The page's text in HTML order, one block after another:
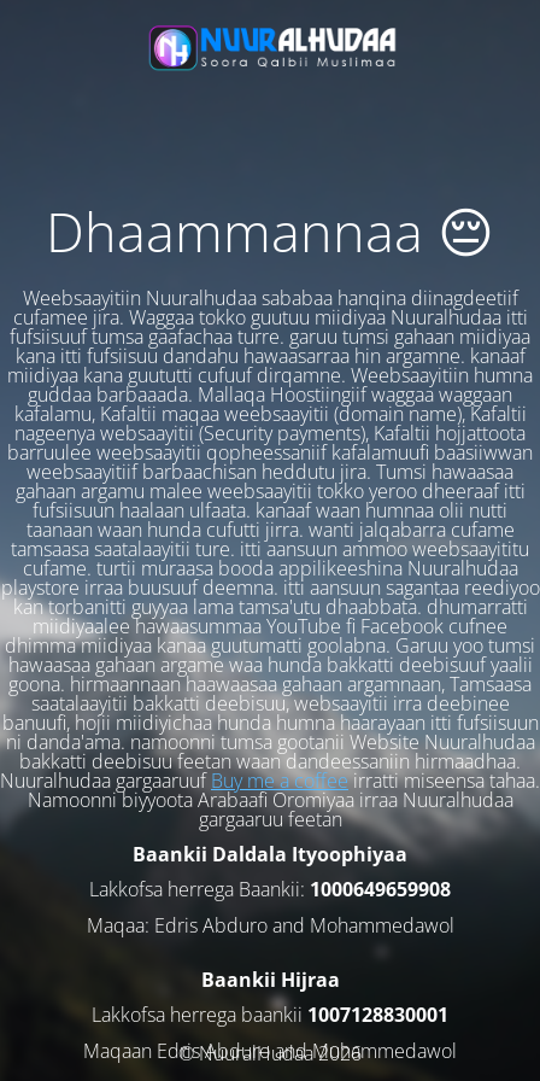
Dhaammannaa 😔
Weebsaayitiin Nuuralhudaa sababaa hanqina diinagdeetiif
cufamee jira. Waggaa tokko guutuu miidiyaa Nuuralhudaa itti
fufsiisuuf tumsa gaafachaa turre. garuu tumsi gahaan miidiyaa
kana itti fufsiisuu dandahu hawaasarraa hin argamne. kanaaf
miidiyaa kana guututti cufuuf dirqamne. Weebsaayitiin humna
guddaa barbaaada. Mallaqa Hoostiingiif waggaa waggaan
kafalamu, Kafaltii maqaa weebsaayitii (domain name), Kafaltii
nageenya websaayitii (Security payments), Kafaltii hojjattoota
barruulee weebsaayitii qopheessaniif kafalamuufi baasiiwwan
weebsaayitiif barbaachisan heddutu jira. Tumsi hawaasaa
gahaan argamu malee weebsaayitii tokko yeroo dheeraaf itti
fufsiisuun haalaan ulfaata. kanaaf waan humnaa olii nutti
taanaan waan hunda cufutti jirra. wanti jalqabarra cufame
tamsaasa saatalaayitii ture. itti aansuun ammoo weebsaayititu
cufame. turtii muraasa booda appilikeeshina Nuuralhudaa
playstore irraa buusuuf deemna. itti aansuun sagantaa reediyoo
kan torbanitti guyyaa lama tamsa'utu dhaabbata. dhumarratti
miidiyaalee hawaasummaa YouTube fi Facebook cufnee
dhimma miidiyaa kanaa guutumatti goolabna. Garuu yoo tumsi
hawaasaa gahaan argame waa hunda bakkatti deebisuuf yaalii
goona. hirmaannaan haawaasaa gahaan argamnaan, Tamsaasa
saatalaayitii bakkatti deebisuu, websaayitii irra deebinee
banuufi, hojii miidiyichaa hunda humna haarayaan itti fufsiisuun
ni danda'ama. namoonni tumsa gootanii Website Nuuralhudaa
bakkatti deebisuu feetan waan dandeessaniin hirmaadhaa.
Nuuralhudaa gargaaruufBuy me a coffeeirratti miseensa tahaa.
Namoonni biyyoota Arabaafi Oromiyaa irraa Nuuralhudaa
gargaaruu feetan
Baankii Daldala Ityoophiyaa
Lakkofsa herrega Baankii: 1000649659908
Maqaa: Edris Abduro and Mohammedawol
Baankii Hijraa
Lakkofsa herrega baankii 1007128830001
Maqaan Edris Abduro and Muhammedawol
© NuuralHudaa 2026